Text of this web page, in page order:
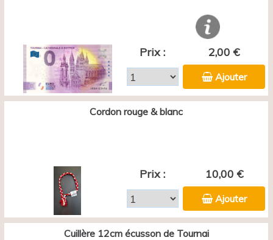
Prix : 2,00 €
Ajouter
Cordon rouge & blanc
Prix : 10,00 €
Ajouter
Cuillère 12cm écusson de Tournai